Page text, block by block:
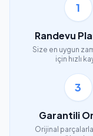
1
Randevu
Size en uygun
için hızlı
3
Garantili
Orijinal